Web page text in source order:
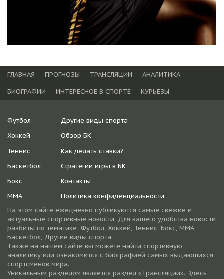
ГЛАВНАЯ ПРОГНОЗЫ ТРАНСЛЯЦИИ
АНАЛИТИКА
БИОГРАФИИ
ИНТЕРЕСНОЕ В СПОРТЕ КУРЬЕЗЫ
Футбол
Хоккей
Теннис
Баскетбол
Бокс
ММА
Другие виды спорта
Обзор БК
Как делать ставки?
Стратегии игры в БК
Контакты
Политика конфиденциальности
На этом сайте ежедневно публикуются самые свежие и
актуальные спортивные новости. Для вашего удобства новости
разбиты по тематике: Футбол, Хоккей, Теннис, Бокс, ММА,
Баскетбол, Другие виды спорта.
Также на нашем сайте вы можете найти спортивную
аналитику или ознакомится с биографией самых выдающихся
спортсменов мира.
Уникальным разделом является раздел «Трансляции». Здесь